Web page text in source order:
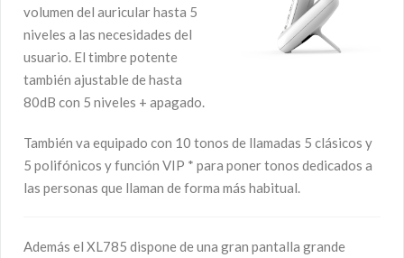
volumen del auricular hasta 5
niveles a las necesidades del
usuario. El timbre potente
también ajustable de hasta
80dB con 5 niveles + apagado.
También va equipado con 10 tonos de llamadas 5 clásicos y
5 polifónicos y función VIP * para poner tonos dedicados a
las personas que llaman de forma más habitual.
Además el XL785 dispone de una gran pantalla grande